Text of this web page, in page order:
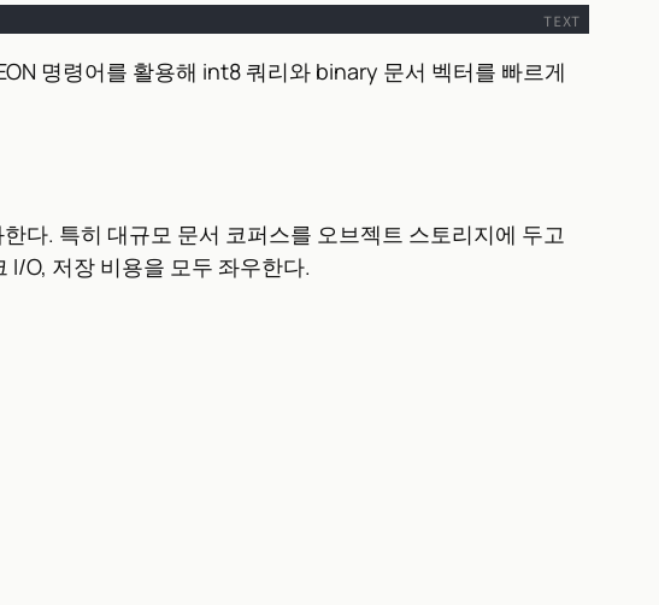
명령어를 활용해 int8 쿼리와 binary 문서 벡터를 빠르게
다. 특히 대규모 문서 코퍼스를 오브젝트 스토리지에 두고
O, 저장 비용을 모두 좌우한다.